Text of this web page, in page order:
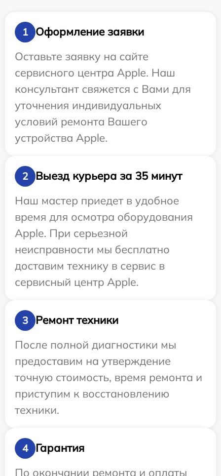
1
Оформление заявки
Оставьте заявку на сайте
сервисного центра Apple. Наш
консультант свяжется с Вами для
уточнения индивидуальных
условий ремонта Вашего
устройства Apple.
2
Выезд курьера за 35 минут
Наш мастер приедет в удобное
время для осмотра оборудования
Apple. При серьезной
неисправности мы бесплатно
доставим технику в сервис в
сервисный центр Apple.
3
Ремонт техники
После полной диагностики мы
предоставим на утверждение
точную стоимость, время ремонта и
приступим к восстановлению
техники.
4
Гарантия
По окончании ремонта и оплаты